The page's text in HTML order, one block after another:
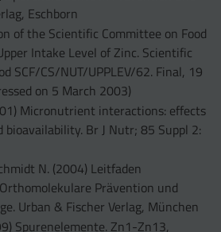
Eschborn
of the Scientific Committee on Food
Intake Level of Zinc. Scientific
SCF/CS/NUT/UPPLEV/62. Final, 19
on 5 March 2003)
Micronutrient interactions: effects
bioavailability. Br J Nutr; 85 Suppl 2:
N. (2004) Leitfaden
Prävention und
Urban & Fischer Verlag, München
Spurenelemente. Zn1-Zn13,